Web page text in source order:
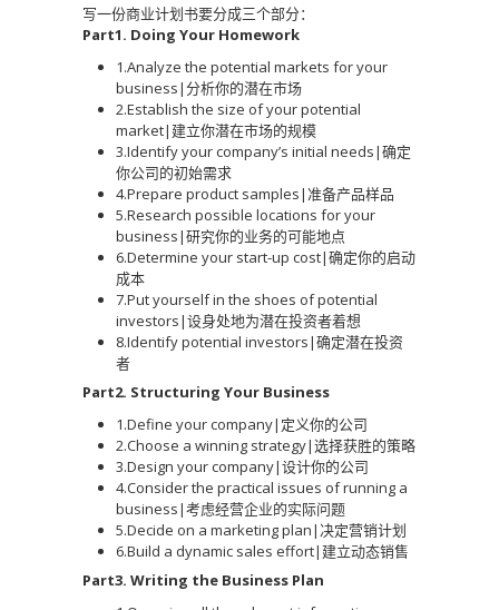
写一份商业计划书要分成三个部分：
Part1. Doing Your Homework
1.Analyze the potential markets for your
business|分析你的潜在市场
2.Establish the size of your potential
market|建立你潜在市场的规模
3.Identify your company’s initial needs|确定
你公司的初始需求
4.Prepare product samples|准备产品样品
5.Research possible locations for your
business|研究你的业务的可能地点
6.Determine your start-up cost|确定你的启动
成本
7.Put yourself in the shoes of potential
investors|设身处地为潜在投资者着想
8.Identify potential investors|确定潜在投资
者
Part2. Structuring Your Business
1.Define your company|定义你的公司
2.Choose a winning strategy|选择获胜的策略
3.Design your company|设计你的公司
4.Consider the practical issues of running a
business|考虑经营企业的实际问题
5.Decide on a marketing plan|决定营销计划
6.Build a dynamic sales effort|建立动态销售
Part3. Writing the Business Plan